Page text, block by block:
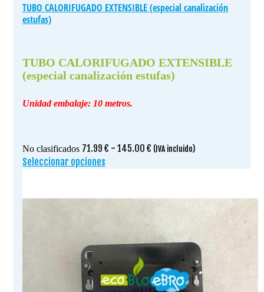
TUBO CALORIFUGADO EXTENSIBLE (especial canalización
estufas)
TUBO CALORIFUGADO EXTENSIBLE
(especial canalización estufas)
Unidad embalaje: 10 metros.
No clasificados 71.99 € - 145.00 € Rango
71.99 €
(IVA incluido)
Seleccionar opciones
múltiples
pueden
elegir